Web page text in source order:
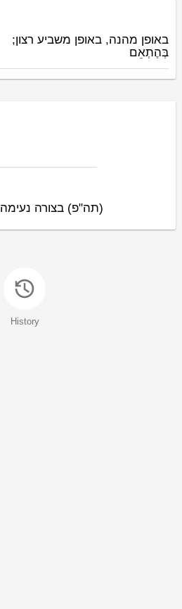
באופן מהנה, באופן משביע רצון;
בְּהֶתְאֵם
(תה"פ) בצורה נעימה
History